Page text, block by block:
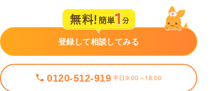
登録して相談してみる
0120-512-919 平日9:00～18:00